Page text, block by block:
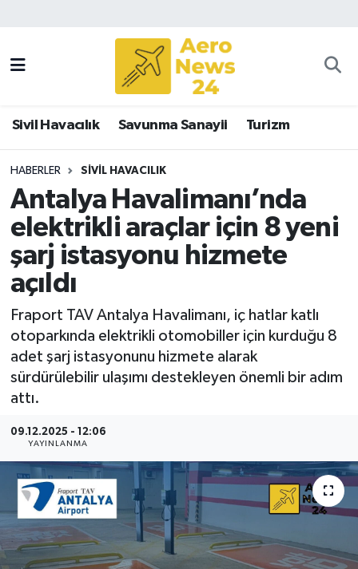
Sivil Havacılık Savunma Sanayii Turizm
HABERLER SIVIL HAVACILIK
Antalya Havalimanı’nda
elektrikli araçlar için 8 yeni
şarj istasyonu hizmete
açıldı
Fraport TAV Antalya Havalimanı, iç hatlar katlı
otoparkında elektrikli otomobiller için kurduğu 8
adet şarj istasyonunu hizmete alarak
sürdürülebilir ulaşımı destekleyen önemli bir adım
attı.
09.12.2025 - 12:06
YAYINLANMA